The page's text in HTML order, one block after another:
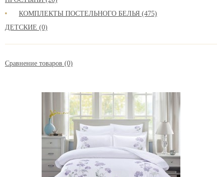
КОМПЛЕКТЫ ПОСТЕЛЬНОГО БЕЛЬЯ (475)
ДЕТСКИЕ (0)
Сравнение товаров (0)